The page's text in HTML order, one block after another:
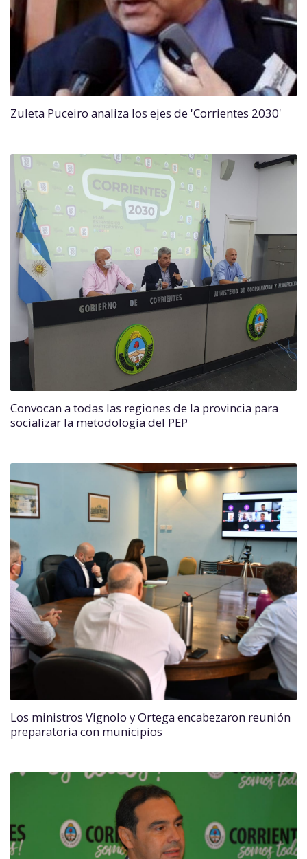
Zuleta Puceiro analiza los ejes de 'Corrientes 2030'
Convocan a todas las regiones de la provincia para
socializar la metodología del PEP
Los ministros Vignolo y Ortega encabezaron reunión
preparatoria con municipios